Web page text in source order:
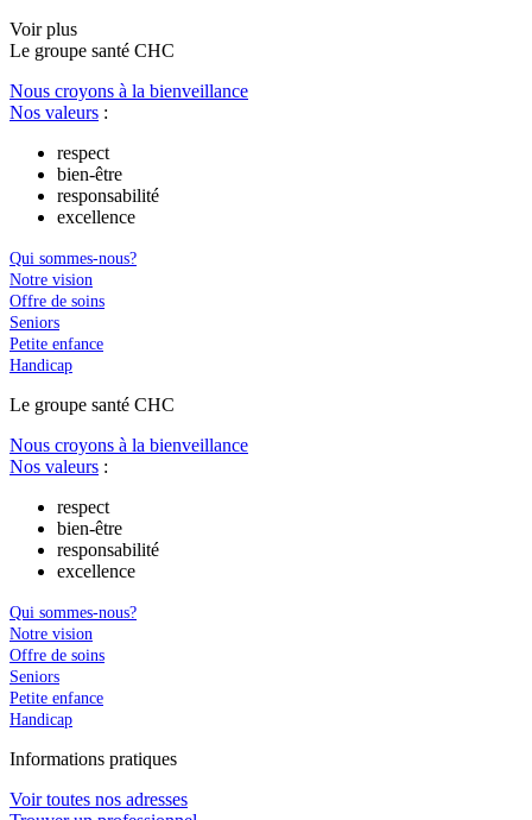
Voir plus
Le groupe santé CHC
Nous croyons à la bienveillance
Nos valeurs :
respect
bien-être
responsabilité
excellence
Qui sommes-nous?
Notre vision
Offre de soins
Seniors
Petite enfance
Handicap
Le groupe santé CHC
Nous croyons à la bienveillance
Nos valeurs :
respect
bien-être
responsabilité
excellence
Qui sommes-nous?
Notre vision
Offre de soins
Seniors
Petite enfance
Handicap
Informations pratiques
Voir toutes nos adresses